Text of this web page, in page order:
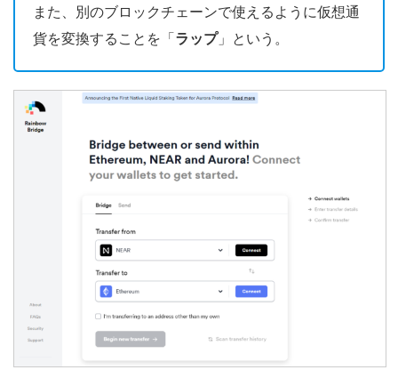
また、別のブロックチェーンで使えるように仮想通
貨を変換することを「 ラップ」という。